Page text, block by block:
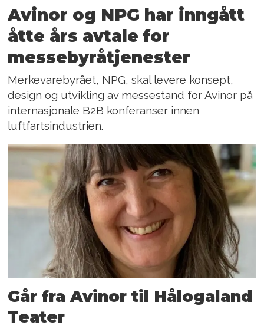
Avinor og NPG har inngått
åtte års avtale for
messebyråtjenester
Merkevarebyrået, NPG, skal levere konsept,
design og utvikling av messestand for Avinor på
internasjonale B2B konferanser innen
luftfartsindustrien.
Går fra Avinor til Hålogaland
Teater